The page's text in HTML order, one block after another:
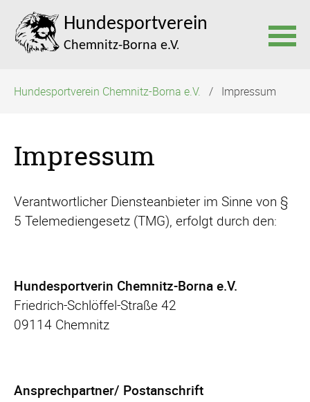
überspringen
Hundesportverein Chemnitz-Borna e.V. Impressum
Impressum
Verantwortlicher Diensteanbieter im Sinne von §
5 Telemediengesetz (TMG), erfolgt durch den:
Hundesportverin Chemnitz-Borna e.V.
Friedrich-Schlöffel-Straße 42
09114 Chemnitz
Ansprechpartner/ Postanschrift